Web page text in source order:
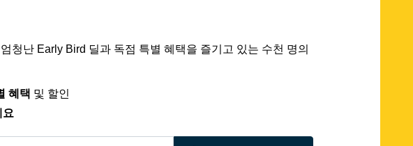
청난 Early Bird 딜과 독점 특별 혜택을 즐기고 있는 수천 명의
혜택 및 할인